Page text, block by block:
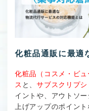
化粧品通販に最適
化粧品（コスメ・ビュ
ス と、サブスクリプシ
イントや、アウトソ
上げアップのポイント